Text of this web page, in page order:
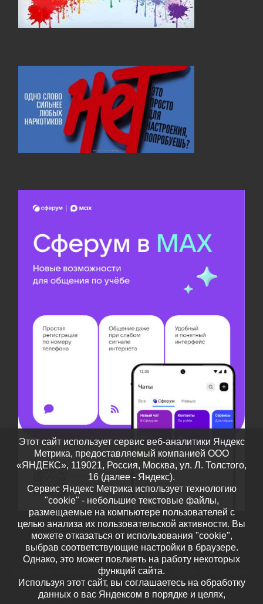
Дополнительное образование детей Тамбовской
области– Все права защищены
Работает наWP – Разработан вТема Customizr
Этот сайт использует сервис веб-аналитики Яндекс
Метрика, предоставляемый компанией ООО
«ЯНДЕКС», 119021, Россия, Москва, ул. Л. Толстого,
16 (далее - Яндекс).
Сервис Яндекс Метрика использует технологию
"cookie" - небольшие текстовые файлы,
размещаемые на компьютере пользователей с
целью анализа их пользовательской активности. Вы
можете отказаться от использования "cookie",
выбрав соответствующие настройки в браузере.
Однако, это может повлиять на работу некоторых
функций сайта.
Используя этот сайт, вы соглашаетесь на обработку
данных о вас Яндексом в порядке и целях,